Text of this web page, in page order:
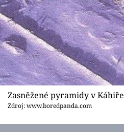
Zasněžené pyramidy v Káhiře
Zdroj: www.boredpanda.com